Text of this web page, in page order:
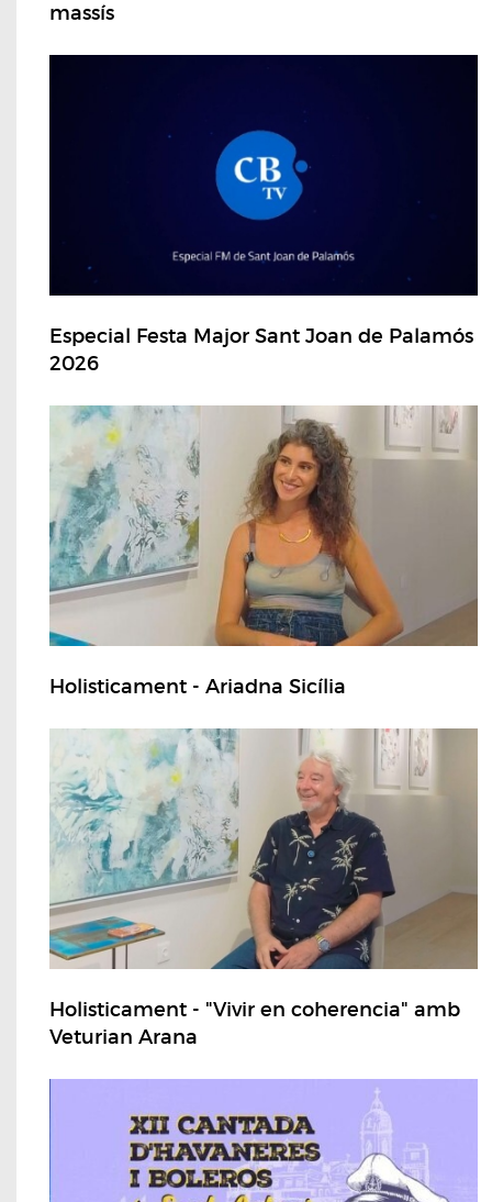
massís
Especial Festa Major Sant Joan de Palamós
2026
Holisticament - Ariadna Sicília
Holisticament - "Vivir en coherencia" amb
Veturian Arana